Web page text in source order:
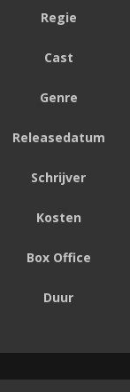
Regie
Cast
Genre
Releasedatum
Schrijver
Kosten
Box Office
Duur